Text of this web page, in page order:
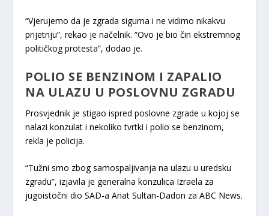
“Vjerujemo da je zgrada sigurna i ne vidimo nikakvu
prijetnju”, rekao je načelnik. “Ovo je bio čin ekstremnog
političkog protesta”, dodao je.
POLIO SE BENZINOM I ZAPALIO
NA ULAZU U POSLOVNU ZGRADU
Prosvjednik je stigao ispred poslovne zgrade u kojoj se
nalazi konzulat i nekoliko tvrtki i polio se benzinom,
rekla je policija.
“Tužni smo zbog samospaljivanja na ulazu u uredsku
zgradu”, izjavila je generalna konzulica Izraela za
jugoistočni dio SAD-a Anat Sultan-Dadon za ABC News.